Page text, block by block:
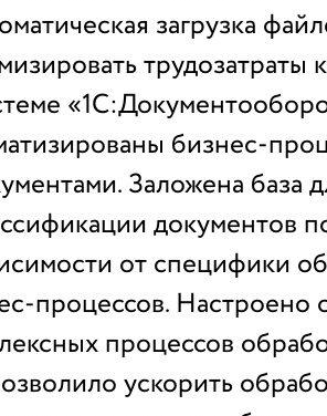
загрузка
трудозатраты
бизнес-
Заложена база
документов
от специфики
процессов. Настроено
процессов
ускорить